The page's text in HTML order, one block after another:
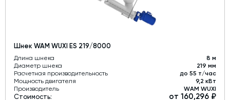
Дробильно-сортировочный комплекс
Околопрессовочное оборудование
Экспертные услуги
Шнек WAM WUXI ES 219/8000
Длина шнека
8 м
Диаметр шнека
219 мм
Расчетная производительность
до 55 т/час
Мощность двигателя
9,2 кВт
Производитель
WAM WUXI
Стоимость: от 160,296 ₽